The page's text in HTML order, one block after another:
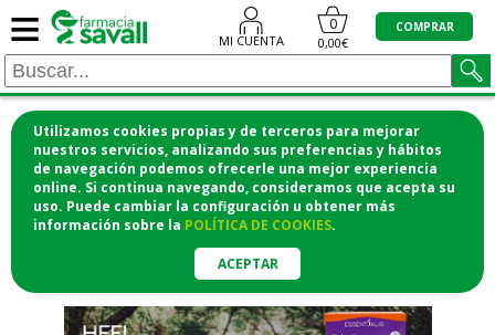
Utilizamos cookies propias y de terceros para mejorar
nuestros servicios, analizando sus preferencias y hábitos
de navegación podemos ofrecerle una mejor experiencia
online. Si continua navegando, consideramos que acepta su
uso. Puede cambiar la configuración u obtener más
información sobre la POLÍTICA DE COOKIES.
ACEPTAR
≡ MI CUENTA
0
0,00€
COMPRAR
¡COMPRA CÓMODAMENTE
DESDE CASA Y RECOGE EN LA
FARMACIA!o si lo prefieres te lo mandamos
a casa